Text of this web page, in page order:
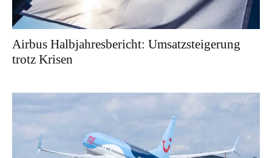
Airbus Halbjahresbericht: Umsatzsteigerung
trotz Krisen